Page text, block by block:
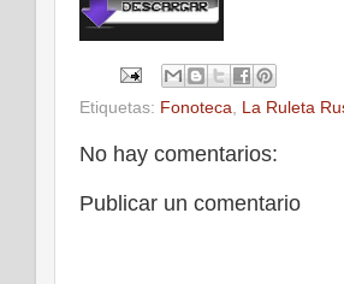
Etiquetas: Fonoteca La Ruleta
No hay comentarios:
Publicar un comentario